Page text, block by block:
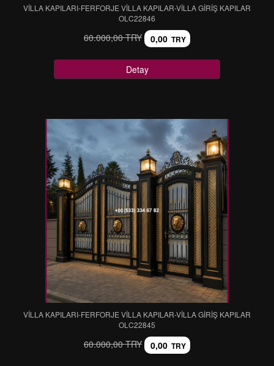
VİLLA KAPILARI-FERFORJE VİLLA KAPILAR-VİLLA GİRİŞ KAPILAR
OLC22846
60.000,00 TRY 0,00 TRY
Detay
VİLLA KAPILARI-FERFORJE VİLLA KAPILAR-VİLLA GİRİŞ KAPILAR
OLC22845
60.000,00 TRY 0,00 TRY